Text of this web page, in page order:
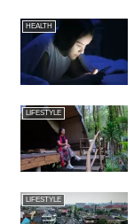
HEALTH
LIFESTYLE
LIFESTYLE